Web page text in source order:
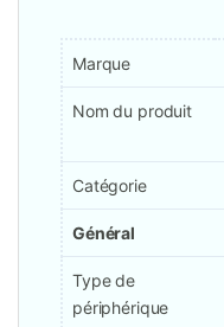
Marque
Nom du produit
Catégorie
Général
Type de
périphérique